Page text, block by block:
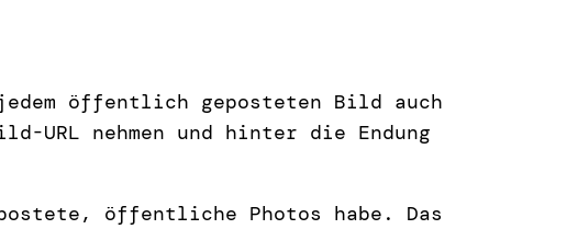
öffentlich geposteten Bild auch
nehmen und hinter die Endung
öffentliche Photos habe. Das